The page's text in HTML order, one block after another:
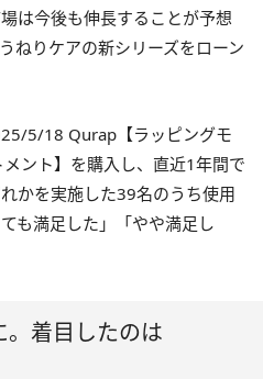
は今後も伸長することが予想
ねりケアの新シリーズをローン
5/18 Qurap【ラッピングモ
ント】を購入し、直近1年間で
かを実施した39名のうち使用
も満足した」「やや満足し
着目したのは